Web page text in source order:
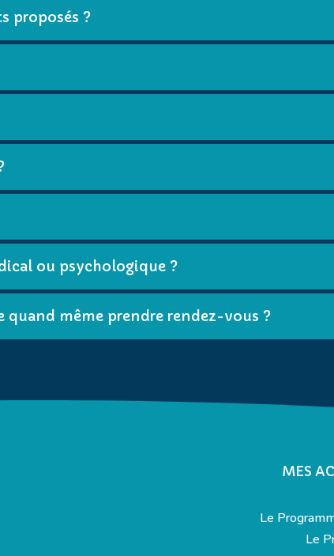
proposés ?
ou psychologique ?
quand même prendre rendez-vous ?
MES
Le
Le